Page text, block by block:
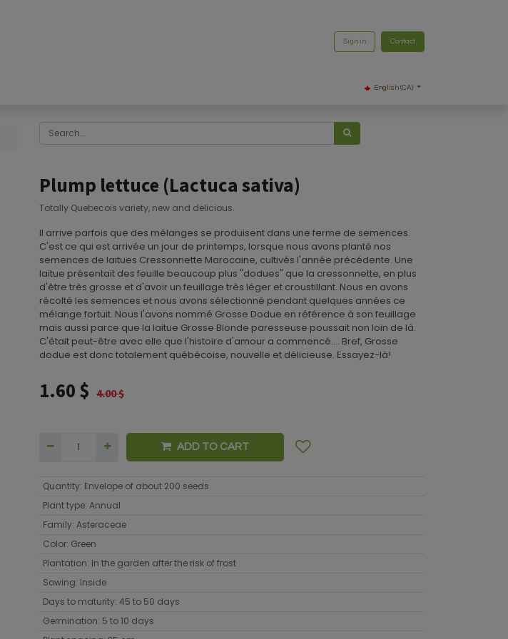
Sign in Contact
English (CA)
Plump lettuce (Lactuca sativa)
Totally Quebecois variety, new and delicious.
Il arrive parfois que des mélanges se produisent dans une ferme de semences.
C'est ce qui est arrivée un jour de printemps, lorsque nous avons planté nos
semences de laitues Cressonnette Marocaine, cultivés l'année précédente. Une
laitue présentait des feuille beaucoup plus "dodues" que la cressonnette, en plus
d'être très grosse et d'avoir un feuillage très léger et croustillant. Nous en avons
récolté les semences et nous avons sélectionné pendant quelques années ce
mélange fortuit. Nous l'avons nommé Grosse Dodue en référence à son feuillage
mais aussi parce que la laitue Grosse Blonde paresseuse poussait non loin de là.
C'était peut-être avec elle que l'histoire d'amour a commencé.... Bref, Grosse
dodue est donc totalement québécoise, nouvelle et délicieuse. Essayez-là!
1.60 $ 4.00$
ADD TO CART
Quantity: Envelope of about 200 seeds
Plant type: Annual
Family: Asteraceae
Color: Green
Plantation: In the garden after the risk of frost
Sowing: Inside
Days to maturity: 45 to 50 days
Germination: 5 to 10 days